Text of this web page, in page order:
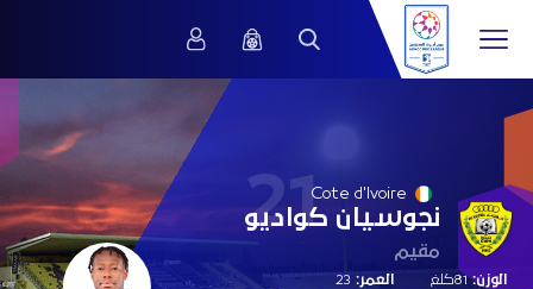
21Cote d'Ivoire
نجوسيان كواديو
مقيم
الوزن:81كلغ
العمر: